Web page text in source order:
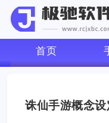
首页
诛仙手游概念